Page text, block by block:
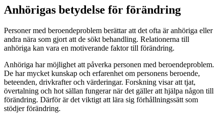
Anhörigas betydelse för förändring
Personer med beroendeproblem berättar att det ofta är anhöriga eller
andra nära som gjort att de sökt behandling. Relationerna till
anhöriga kan vara en motiverande faktor till förändring.
Anhöriga har möjlighet att påverka personen med beroendeproblem.
De har mycket kunskap och erfarenhet om personens beroende,
beteenden, drivkrafter och värderingar. Forskning visar att tjat,
övertalning och hot sällan fungerar när det gäller att hjälpa någon till
förändring. Därför är det viktigt att lära sig förhållningssätt som
stödjer förändring.